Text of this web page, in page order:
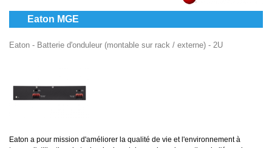
Eaton MGE
Eaton - Batterie d'onduleur (montable sur rack / externe) - 2U
Eaton a pour mission d'améliorer la qualité de vie et l'environnement à